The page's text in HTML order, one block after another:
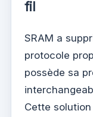
fil
SRAM a
protocole
possède sa
Cette